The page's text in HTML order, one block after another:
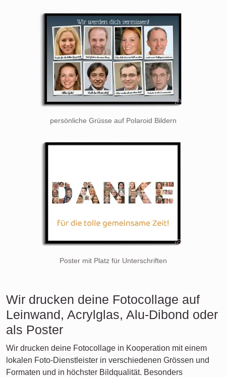
persönliche Grüsse auf Polaroid Bildern
Poster mit Platz für Unterschriften
Wir drucken deine Fotocollage auf
Leinwand, Acrylglas, Alu-Dibond oder
als Poster
Wir drucken deine Fotocollage in Kooperation mit einem
lokalen Foto-Dienstleister in verschiedenen Grössen und
Formaten und in höchster Bildqualität. Besonders